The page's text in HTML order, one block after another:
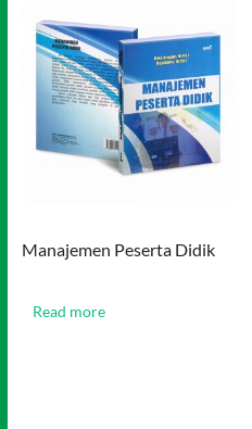
Manajemen Peserta Didik
Read more